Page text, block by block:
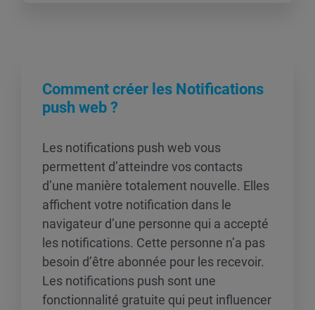
Comment créer les Notifications
push web ?
Les notifications push web vous
permettent d’atteindre vos contacts
d’une manière totalement nouvelle. Elles
affichent votre notification dans le
navigateur d’une personne qui a accepté
les notifications. Cette personne n’a pas
besoin d’être abonnée pour les recevoir.
Les notifications push sont une
fonctionnalité gratuite qui peut influencer